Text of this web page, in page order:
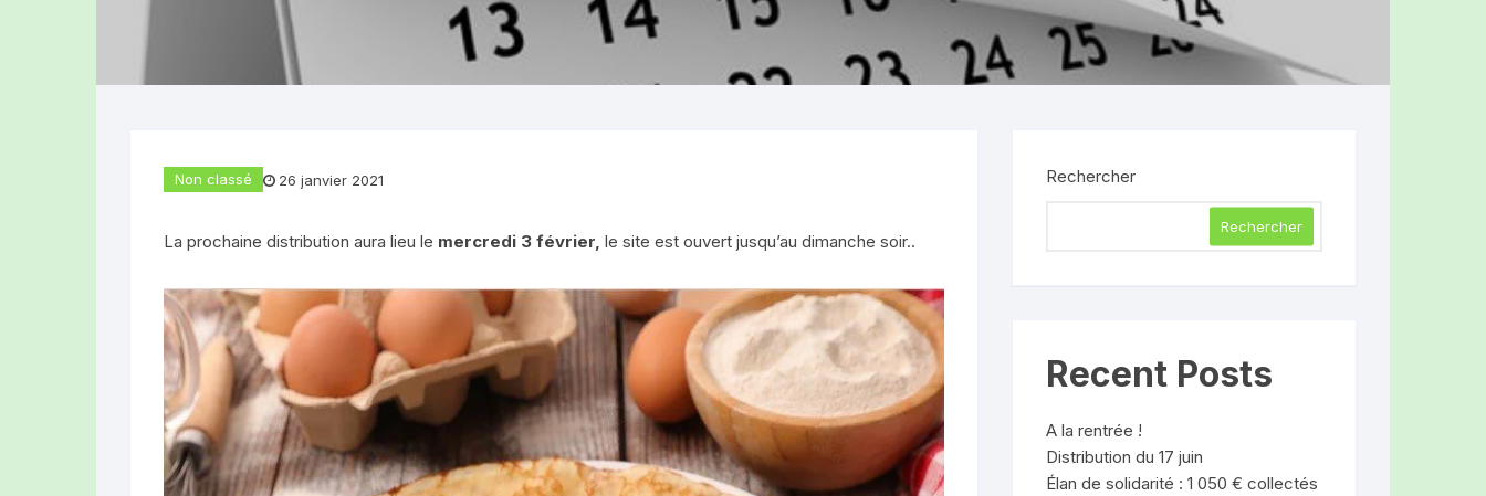
Produits au lait de brebis
Boucherie-Traiteur
Divers produits
Condiments/ Sauces
Soupes
Miel
Confitures
LA FERME DES RIBEYRES
HUILERIE DES BONNES FEES
EARL DEPLAT (JOZE)
GAEC LES BELLES PLANTES
LE CLOS DU RAVIN
(GRANDEYROLLES)
L’aligot
Sablés apéro fourme d’Ambert
CROQUETAS À LA FOURME
D’AMBERT
Nos aimables carottes
Les radis
Non classé 26 janvier 2021
La prochaine distribution aura lieu le mercredi 3 février, le site est ouvert jusqu’au dimanche soir..
Rechercher
Rechercher
Recent Posts
A la rentrée !
Distribution du 17 juin
Élan de solidarité : 1 050 € collectés